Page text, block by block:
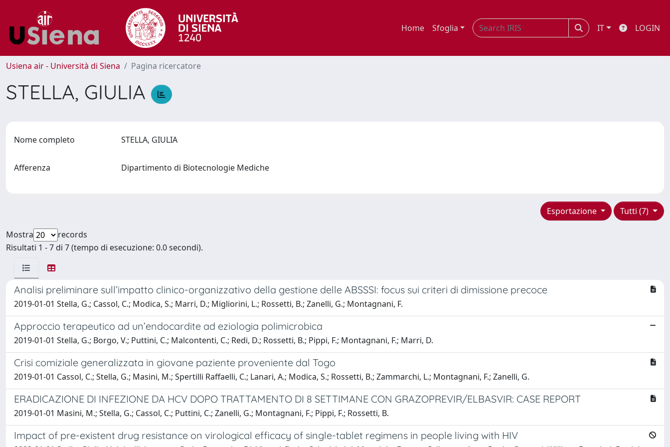
Home Sfoglia IT LOGIN
Usiena air - Università di Siena Pagina ricercatore
STELLA, GIULIA
Nome completo STELLA, GIULIA
Afferenza Dipartimento di Biotecnologie Mediche
Tutti (7)
Esportazione
Mostra
records
Risultati 1 - 7 di 7 (tempo di esecuzione: 0.0 secondi).
Analisi preliminare sull’impatto clinico-organizzativo della gestione delle ABSSSI: focus sui criteri di dimissione precoce
2019-01-01 Stella, G.; Cassol, C.; Modica, S.; Marri, D.; Migliorini, L.; Rossetti, B.; Zanelli, G.; Montagnani, F.
Approccio terapeutico ad un’endocardite ad eziologia polimicrobica
2019-01-01 Stella, G.; Borgo, V.; Puttini, C.; Malcontenti, C.; Redi, D.; Rossetti, B.; Pippi, F.; Montagnani, F.; Marri, D.
Crisi comiziale generalizzata in giovane paziente proveniente dal Togo
2019-01-01 Cassol, C.; Stella, G.; Masini, M.; Spertilli Raffaelli, C.; Lanari, A.; Modica, S.; Rossetti, B.; Zammarchi, L.; Montagnani, F.; Zanelli, G.
ERADICAZIONE DI INFEZIONE DA HCV DOPO TRATTAMENTO DI 8 SETTIMANE CON GRAZOPREVIR/ELBASVIR: CASE REPORT
2019-01-01 Masini, M.; Stella, G.; Cassol, C.; Puttini, C.; Zanelli, G.; Montagnani, F.; Pippi, F.; Rossetti, B.
Impact of pre-existent drug resistance on virological efficacy of single-tablet regimens in people living with HIV